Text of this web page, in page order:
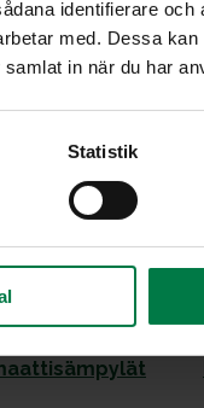
identifierare och
med. Dessa
in när du har
Statistik